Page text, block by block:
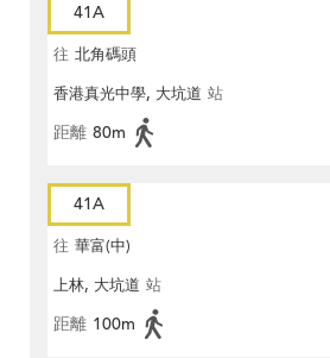
41A
往 北角碼頭
香港真光中學, 大坑道 站
距離 80m
41A
往 華富(中)
上林, 大坑道 站
距離 100m